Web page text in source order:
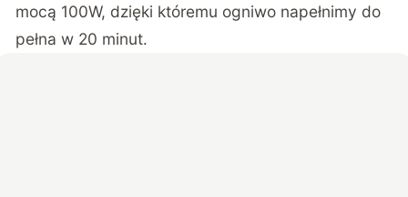
mocą 100W, dzięki któremu ogniwo napełnimy do
pełna w 20 minut.